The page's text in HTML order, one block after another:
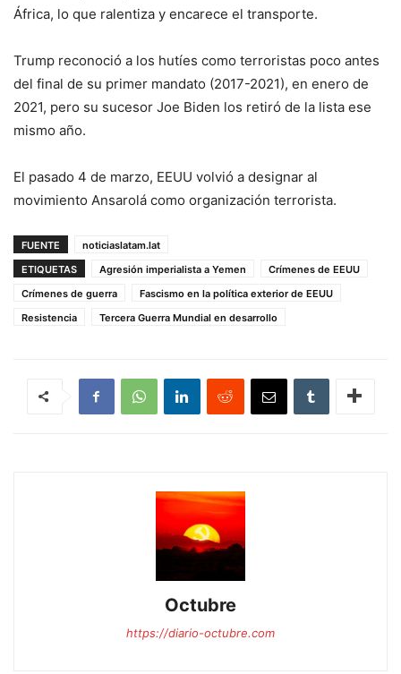
África, lo que ralentiza y encarece el transporte.
Trump reconoció a los hutíes como terroristas poco antes
del final de su primer mandato (2017-2021), en enero de
2021, pero su sucesor Joe Biden los retiró de la lista ese
mismo año.
El pasado 4 de marzo, EEUU volvió a designar al
movimiento Ansarolá como organización terrorista.
FUENTE
noticiaslatam.lat
ETIQUETAS
Agresión imperialista a Yemen
Crímenes de EEUU
Crímenes de guerra
Fascismo en la política exterior de EEUU
Resistencia
Tercera Guerra Mundial en desarrollo
Octubre
https://diario-octubre.com